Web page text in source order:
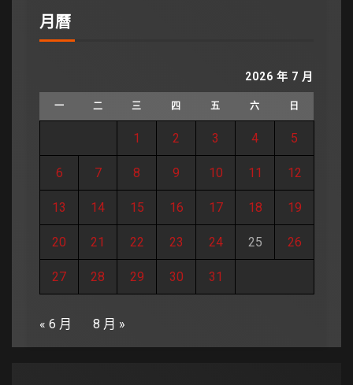
月曆
2026 年 7 月
一 二 三 四 五 六 日
1 2 3 4 5
6 7 8 9 10 11 12
13 14 15 16 17 18 19
20 21 22 23 24 25 26
27 28 29 30 31
« 6 月 8 月 »